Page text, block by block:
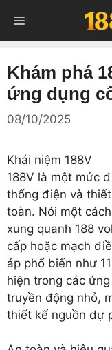
đến
nội
MENU
Khám phá
ứng dụng
08/10/2025
Khái niệm 188V
188V là một mức
thống điện và
toàn. Nói một
xung quanh 188
cấp hoặc mạch
áp phổ biến như
hiện trong các
truyền động nhỏ,
thiết kế nguồn dự